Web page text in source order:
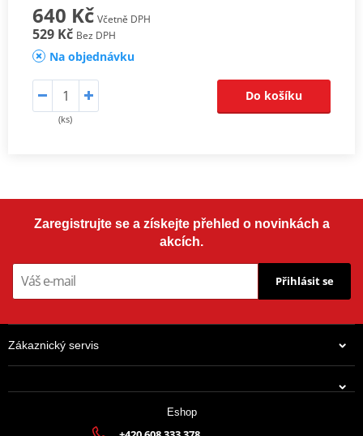
640 Kč Včetně DPH
529 Kč Bez DPH
Na objednávku
(ks)
Do košíku
Zaregistrujte se a získejte přehled o novinkách a
akcích.
Přihlásit se
Zákaznický servis
Eshop